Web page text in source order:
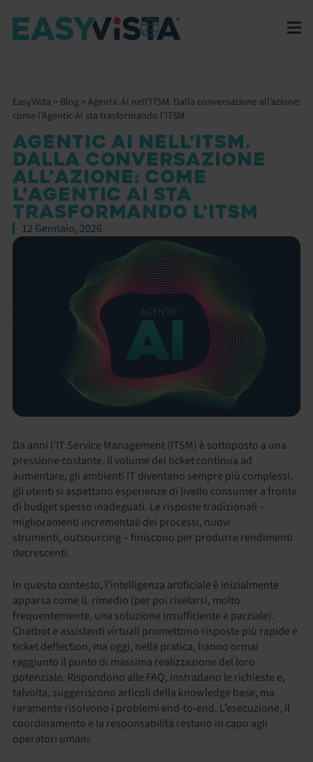
EasyVista > Blog> Agentic AI nell’ITSM. Dalla conversazione all’azione:
come l’Agentic AI sta trasformando l’ITSM
AGENTIC AI NELL’ITSM.
DALLA CONVERSAZIONE
ALL’AZIONE: COME
L’AGENTIC AI STA
TRASFORMANDO L’ITSM
12 Gennaio, 2026
Da anni l’IT Service Management (ITSM) è sottoposto a una
pressione costante. Il volume dei ticket continua ad
aumentare, gli ambienti IT diventano sempre più complessi,
gli utenti si aspettano esperienze di livello consumer a fronte
di budget spesso inadeguati. Le risposte tradizionali –
miglioramenti incrementali dei processi, nuovi
strumenti, outsourcing – finiscono per produrre rendimenti
decrescenti.
In questo contesto, l’intelligenza artificiale è inizialmente
apparsa come IL rimedio (per poi rivelarsi, molto
frequentemente, una soluzione insufficiente e parziale).
Chatbot e assistenti virtuali promettono risposte più rapide e
ticket deflection, ma oggi, nella pratica, hanno ormai
raggiunto il punto di massima realizzazione del loro
potenziale. Rispondono alle FAQ, instradano le richieste e,
talvolta, suggeriscono articoli della knowledge base, ma
raramente risolvono i problemi end-to-end. L’esecuzione, il
coordinamento e la responsabilità restano in capo agli
operatori umani.